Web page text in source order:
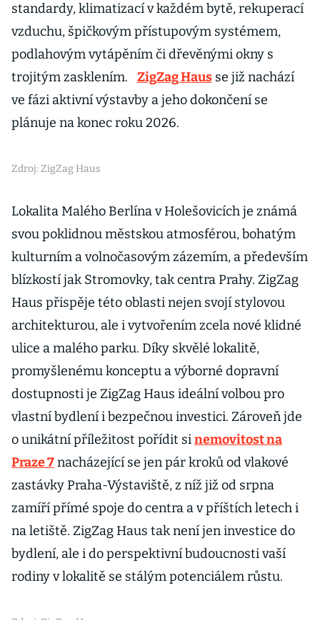
standardy, klimatizací v každém bytě, rekuperací
vzduchu, špičkovým přístupovým systémem,
podlahovým vytápěním či dřevěnými okny s
trojitým zasklením.
ZigZag Hausse již nachází
ve fázi aktivní výstavby a jeho dokončení se
plánuje na konec roku 2026.
Zdroj: ZigZag Haus
Lokalita Malého Berlína v Holešovicích je známá
svou poklidnou městskou atmosférou, bohatým
kulturním a volnočasovým zázemím, a především
blízkostí jak Stromovky, tak centra Prahy. ZigZag
Haus přispěje této oblasti nejen svojí stylovou
architekturou, ale i vytvořením zcela nové klidné
ulice a malého parku. Díky skvělé lokalitě,
promyšlenému konceptu a výborné dopravní
dostupnosti je ZigZag Haus ideální volbou pro
vlastní bydlení i bezpečnou investici. Zároveň jde
o unikátní příležitost pořídit sinemovitost na
Praze 7nacházející se jen pár kroků od vlakové
zastávky Praha-Výstaviště, z níž již od srpna
zamíří přímé spoje do centra a v příštích letech i
na letiště. ZigZag Haus tak není jen investice do
bydlení, ale i do perspektivní budoucnosti vaší
rodiny v lokalitě se stálým potenciálem růstu.